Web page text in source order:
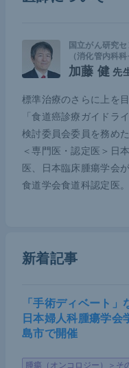
セカンドライン
まず、食道扁平上皮
セカンドラインとし
いて解説する。
ニボルマブに関して
TTRACTION-1で
と非常に良好な結果
おいて、パクリタキ
だ。その結果、全
月（化学療法群）vs
り、ニボルマブが有
= 0.77）。
国立がん研究
（消化管内科科
加藤 健 先
標準治療のさらに上を
「食道癌診療ガイドラ
検討委員会委員を務め
＜専門医・認定医＞日
医、日本臨床腫瘍学会
食道学会食道科認定医。
新着記事
「手術ディベート
日本婦人科腫瘍学会
島市で開催
腫瘍（オンコロジー）＞そ